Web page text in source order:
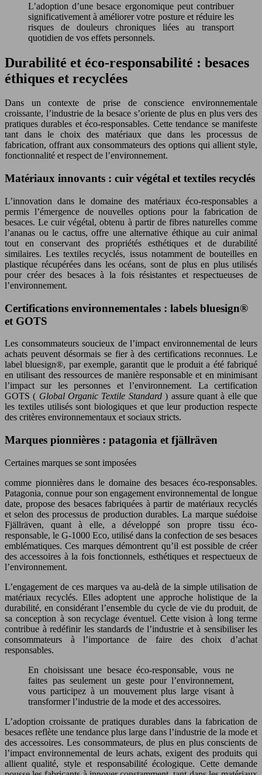
L’adoption d’une besace ergonomique peut contribuer
significativement à améliorer votre posture et réduire les
risques de douleurs chroniques liées au transport
quotidien de vos effets personnels.
Durabilité et éco-responsabilité : besaces
éthiques et recyclées
Dans un contexte de prise de conscience environnementale
croissante, l’industrie de la besace s’oriente de plus en plus vers des
pratiques durables et éco-responsables. Cette tendance se manifeste
tant dans le choix des matériaux que dans les processus de
fabrication, offrant aux consommateurs des options qui allient style,
fonctionnalité et respect de l’environnement.
Matériaux innovants : cuir végétal et textiles recyclés
L’innovation dans le domaine des matériaux éco-responsables a
permis l’émergence de nouvelles options pour la fabrication de
besaces. Le cuir végétal, obtenu à partir de fibres naturelles comme
l’ananas ou le cactus, offre une alternative éthique au cuir animal
tout en conservant des propriétés esthétiques et de durabilité
similaires. Les textiles recyclés, issus notamment de bouteilles en
plastique récupérées dans les océans, sont de plus en plus utilisés
pour créer des besaces à la fois résistantes et respectueuses de
l’environnement.
Certifications environnementales : labels bluesign®
et GOTS
Les consommateurs soucieux de l’impact environnemental de leurs
achats peuvent désormais se fier à des certifications reconnues. Le
label bluesign®, par exemple, garantit que le produit a été fabriqué
en utilisant des ressources de manière responsable et en minimisant
l’impact sur les personnes et l’environnement. La certification
GOTS ( Global Organic Textile Standard) assure quant à elle que
les textiles utilisés sont biologiques et que leur production respecte
des critères environnementaux et sociaux stricts.
Marques pionnières : patagonia et fjällräven
Certaines marques se sont imposées
comme pionnières dans le domaine des besaces éco-responsables.
Patagonia, connue pour son engagement environnemental de longue
date, propose des besaces fabriquées à partir de matériaux recyclés
et selon des processus de production durables. La marque suédoise
Fjällräven, quant à elle, a développé son propre tissu éco-
responsable, le G-1000 Eco, utilisé dans la confection de ses besaces
emblématiques. Ces marques démontrent qu’il est possible de créer
des accessoires à la fois fonctionnels, esthétiques et respectueux de
l’environnement.
L’engagement de ces marques va au-delà de la simple utilisation de
matériaux recyclés. Elles adoptent une approche holistique de la
durabilité, en considérant l’ensemble du cycle de vie du produit, de
sa conception à son recyclage éventuel. Cette vision à long terme
contribue à redéfinir les standards de l’industrie et à sensibiliser les
consommateurs à l’importance de faire des choix d’achat
responsables.
En choisissant une besace éco-responsable, vous ne
faites pas seulement un geste pour l’environnement,
vous participez à un mouvement plus large visant à
transformer l’industrie de la mode et des accessoires.
L’adoption croissante de pratiques durables dans la fabrication de
besaces reflète une tendance plus large dans l’industrie de la mode et
des accessoires. Les consommateurs, de plus en plus conscients de
l’impact environnemental de leurs achats, exigent des produits qui
allient qualité, style et responsabilité écologique. Cette demande